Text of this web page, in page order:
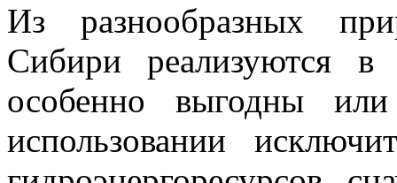
Из разнообразных
Сибири реализуются в
особенно выгодны
использовании